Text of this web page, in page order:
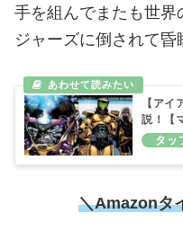
手を組んでまたも世
ジャーズに倒されて昏
【ア
説！【
＼Amazonタ